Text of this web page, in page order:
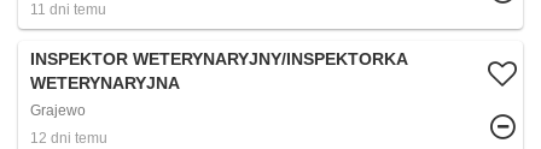
11 dni temu
INSPEKTOR WETERYNARYJNY/INSPEKTORKA
WETERYNARYJNA
Grajewo
12 dni temu